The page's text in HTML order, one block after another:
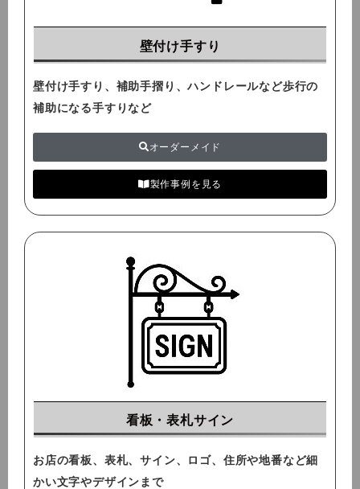
壁付け手すり
壁付け手すり、補助手摺り、ハンドレールなど歩行の
補助になる手すりなど
オーダーメイド
製作事例を見る
看板・表札サイン
お店の看板、表札、サイン、ロゴ、住所や地番など細
かい文字やデザインまで